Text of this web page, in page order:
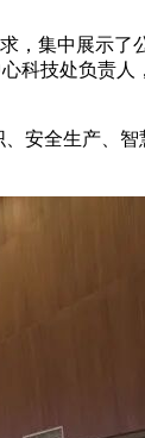
，集中展示
科技处负责
安全生产、